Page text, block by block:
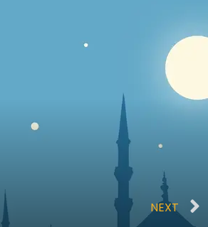
NEXT